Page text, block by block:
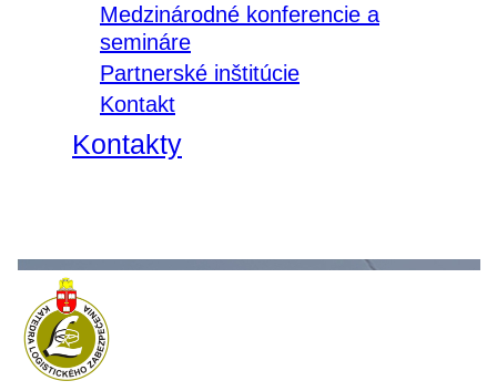
Medzinárodné konferencie a
semináre
Partnerské inštitúcie
Kontakt
Kontakty